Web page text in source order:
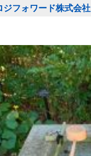
ジフォワード株式会社